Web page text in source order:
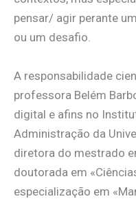
pensar/ agir perante
ou um desafio.
A responsabilidade
professora Belém
digital e afins no
Administração da
diretora do mestrado
doutorada em
especialização em